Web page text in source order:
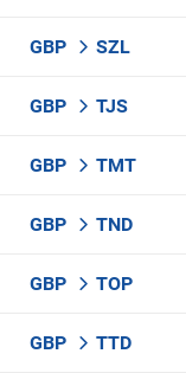
GBP SZL
GBP TJS
GBP TMT
GBP TND
GBP TOP
GBP TTD